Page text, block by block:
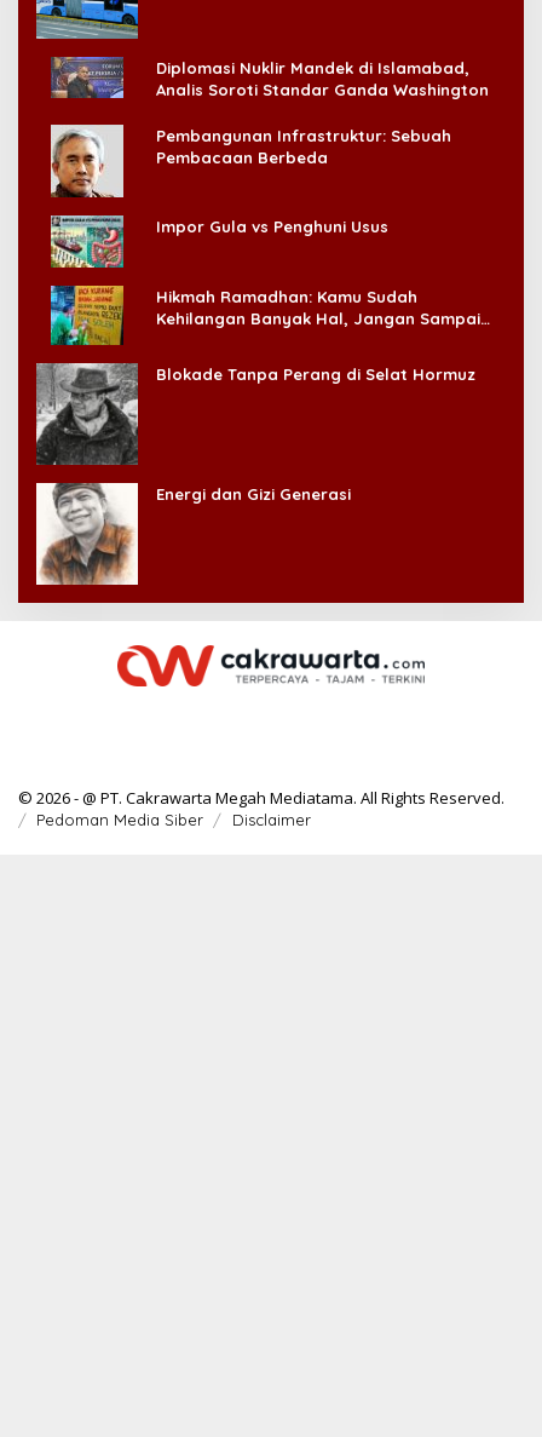
Diplomasi Nuklir Mandek di Islamabad,
Analis Soroti Standar Ganda Washington
Pembangunan Infrastruktur: Sebuah
Pembacaan Berbeda
Impor Gula vs Penghuni Usus
Hikmah Ramadhan: Kamu Sudah
Kehilangan Banyak Hal, Jangan Sampai
Blokade Tanpa Perang di Selat Hormuz
Energi dan Gizi Generasi
© 2026 - @ PT. Cakrawarta Megah Mediatama. All Rights Reserved.
Pedoman Media Siber Disclaimer